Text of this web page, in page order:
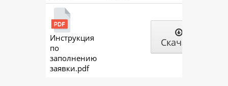
Инструкция
по
заполнению
заявки.pdf
Скачать